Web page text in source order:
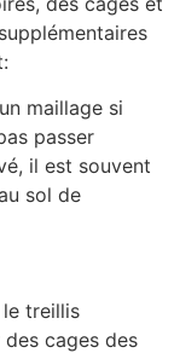
maillage si
passer
il est souvent
sol de
le treillis
des cages des